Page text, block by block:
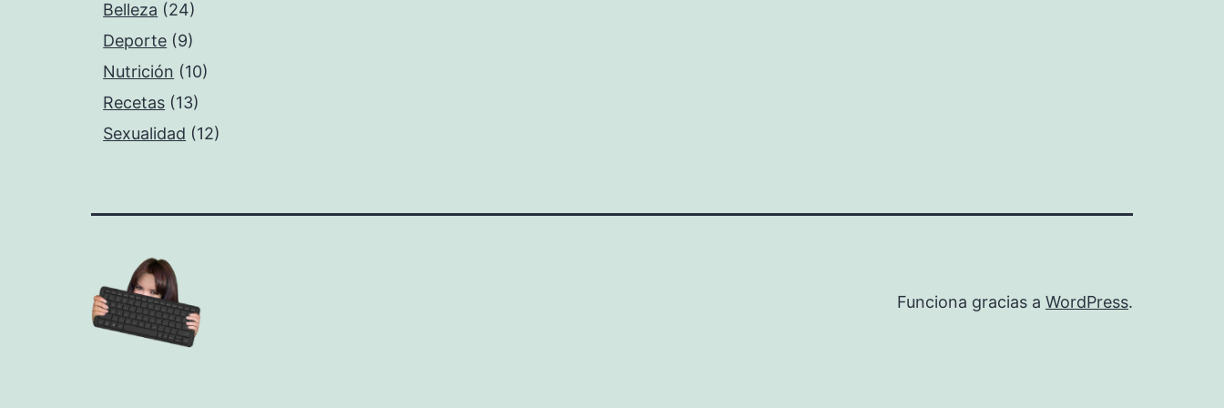
Belleza (24)
Deporte (9)
Nutrición (10)
Recetas (13)
Sexualidad (12)
Funciona gracias a WordPress.